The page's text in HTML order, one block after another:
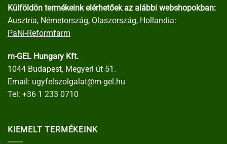
Külföldön termékeink elérhetőek az alábbi webshopokban:
Ausztria, Németország, Olaszország, Hollandia:
PaNi-Reformfarm
m-GEL Hungary Kft.
1044 Budapest, Megyeri út 51.
Email: ugyfelszolgalat@m-gel.hu
Tel: +36 1 233 0710
KIEMELT TERMÉKEINK